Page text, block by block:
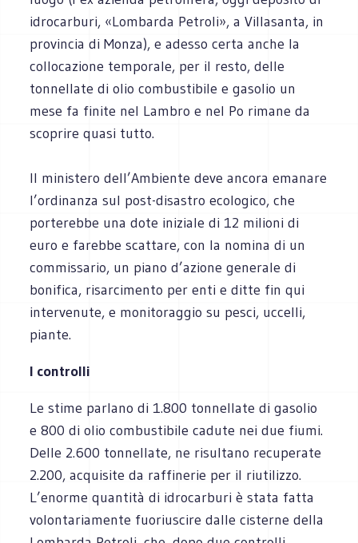
idrocarburi, «Lombarda Petroli», a Villasanta, in
provincia di Monza), e adesso certa anche la
collocazione temporale, per il resto, delle
tonnellate di olio combustibile e gasolio un
mese fa finite nel Lambro e nel Po rimane da
scoprire quasi tutto.
Il ministero dell’Ambiente deve ancora emanare
l’ordinanza sul post-disastro ecologico, che
porterebbe una dote iniziale di 12 milioni di
euro e farebbe scattare, con la nomina di un
commissario, un piano d’azione generale di
bonifica, risarcimento per enti e ditte fin qui
intervenute, e monitoraggio su pesci, uccelli,
piante.
I controlli
Le stime parlano di 1.800 tonnellate di gasolio
e 800 di olio combustibile cadute nei due fiumi.
Delle 2.600 tonnellate, ne risultano recuperate
2.200, acquisite da raffinerie per il riutilizzo.
L’enorme quantità di idrocarburi è stata fatta
volontariamente fuoriuscire dalle cisterne della